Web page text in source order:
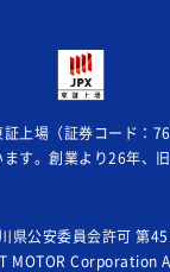
証上場（証券コード：
す。創業より26年、
県公安委員会許可 第
MOTOR Corporation